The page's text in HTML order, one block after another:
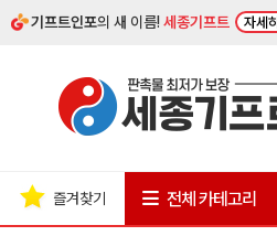
기프트인포의 새 이름!세종기프트 자세히
즐겨찾기 전체 카테고리